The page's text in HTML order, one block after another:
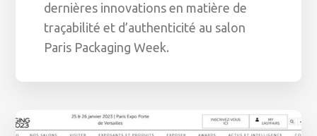
dernières innovations en matière de
traçabilité et d’authenticité au salon
Paris Packaging Week.